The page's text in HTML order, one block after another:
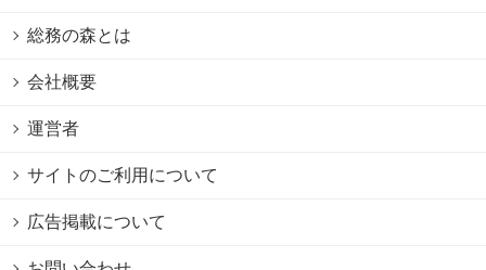
総務の森とは
会社概要
運営者
サイトのご利用について
広告掲載について